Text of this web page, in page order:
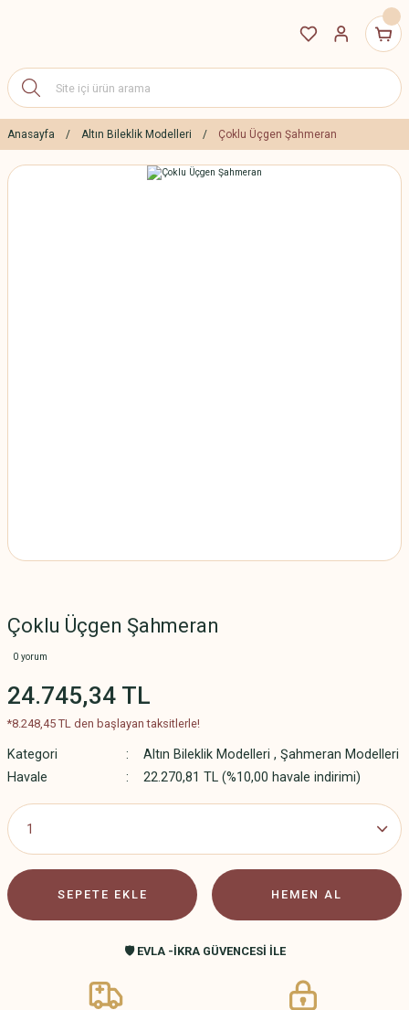
Anasayfa Altın Bileklik Modelleri Çoklu Üçgen Şahmeran
Çoklu Üçgen Şahmeran
0 yorum
24.745,34 TL
*8.248,45 TL den başlayan taksitlerle!
Kategori Altın Bileklik Modelleri , Şahmeran Modelleri
Havale
22.270,81 TL (%10,00 havale indirimi)
SEPETE EKLE HEMEN AL
🛡️ EVLA -İKRA GÜVENCESİ İLE